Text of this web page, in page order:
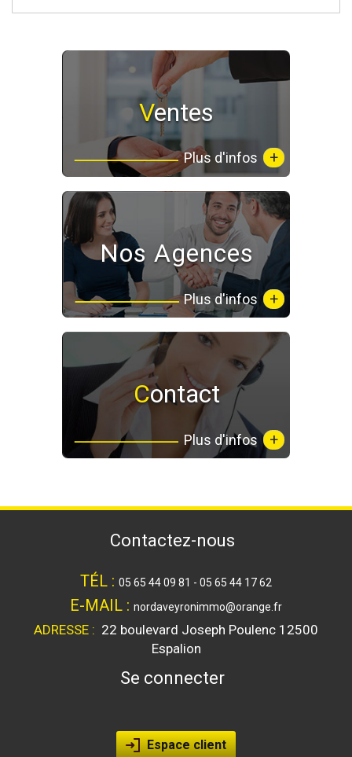
Ventes
Plus d'infos +
Nos Agences
Plus d'infos +
Contact
Plus d'infos +
contactez-nous
TÉL : 05 65 44 09 81 - 05 65 44 17 62
E-MAIL : nordaveyronimmo@orange.fr
ADRESSE : 22 boulevard Joseph Poulenc 12500
Espalion
se connecter
Espace client